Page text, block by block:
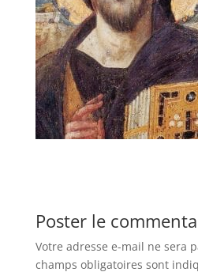
Poster le
Votre adresse e-mail ne sera
champs obligatoires sont